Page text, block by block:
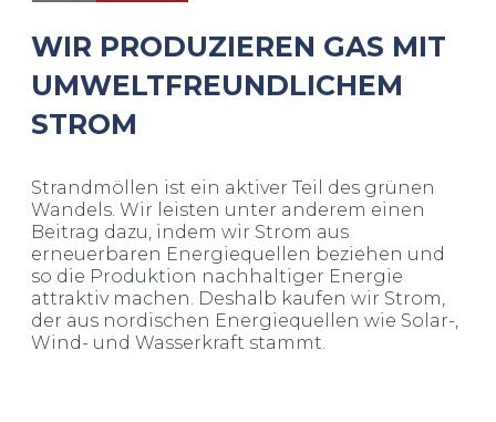
WIR PRODUZIEREN GAS MIT
UMWELTFREUNDLICHEM
STROM
Strandmöllen ist ein aktiver Teil des grünen
Wandels. Wir leisten unter anderem einen
Beitrag dazu, indem wir Strom aus
erneuerbaren Energiequellen beziehen und
so die Produktion nachhaltiger Energie
attraktiv machen. Deshalb kaufen wir Strom,
der aus nordischen Energiequellen wie Solar-,
Wind- und Wasserkraft stammt.